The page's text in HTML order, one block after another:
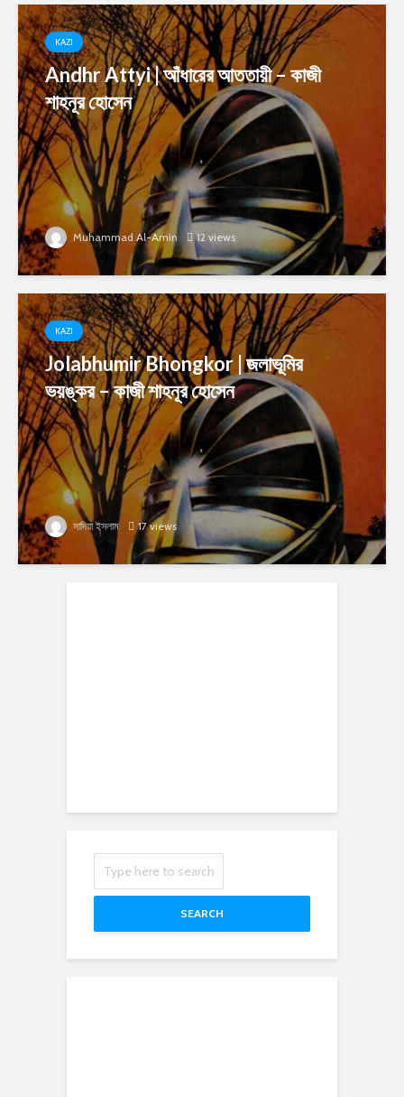
KAZI
Andhr Attyi | আঁধারের আততায়ী – কাজী
শাহনূর হোসেন
Muhammad Al-Amin 12 views
KAZI
Jolabhumir Bhongkor | জলাভূমির
ভয়ঙ্কর – কাজী শাহনূর হোসেন
সাদিয়া ইসলাম 17 views
SEARCH